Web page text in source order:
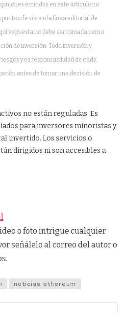
emitidas en este artículo no
de vista o la línea editorial de
expuesta no debe ser tomada como
de inversión. Toda inversión y
y es responsabilidad de cada
antes de tomar una decisión de
no están reguladas. Es
para inversores minoristas y
invertido. Los servicios o
dirigidos ni son accesibles a
o foto intrigue cualquier
señálelo al correo del autor o
noticias ethereum